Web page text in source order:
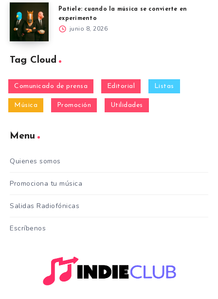
Patiele: cuando la música se convierte en
experimento
junio 8, 2026
Tag Cloud
Comunicado de prensa Editorial Listas
Música Promoción Utilidades
Menu
Quienes somos
Promociona tu música
Salidas Radiofónicas
Escríbenos